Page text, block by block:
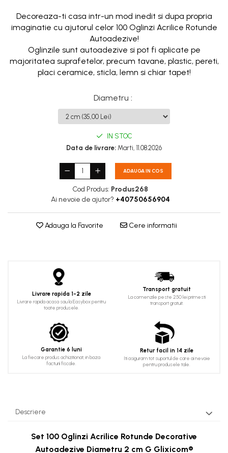
Decoreaza-ti casa intr-un mod inedit si dupa propria
imaginatie cu ajutorul celor 100 Oglinzi Acrilice Rotunde
Autoadezive!
Oglinzile sunt autoadezive si pot fi aplicate pe
majoritatea suprafetelor, precum tavane, plastic, pereti,
placi ceramice, sticla, lemn si chiar tapet!
Diametru :
IN STOC
Data de livrare: Marti, 11.08.2026
ADAUGA IN COS
Cod Produs: Produs268
Ai nevoie de ajutor? +40750656904
Adauga la Favorite Cere informatii
Livrare rapida 1-2 zile
Livrare rapida acasa sau la Easybox pentru
toate produsele.
Transport gratuit
La comenzile peste 250 lei primesti
transport gratuit.
Garantie 6 luni
La fiecare produs achizitionat, in baza
facturii fiscale.
Retur facil in 14 zile
Iti asiguram tot suportul de care ai nevoie
pentru produsele tale.
Descriere
Set 100 Oglinzi Acrilice Rotunde Decorative
Autoadezive Diametru 2 cm G Glixicom®